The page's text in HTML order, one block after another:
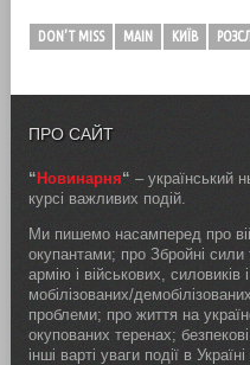
DON'T MISS MAIN КИЇВ
ПРО САЙТ
“Новинарня“ – український
курсі важливих подій.
Ми пишемо насамперед про
окупантами; про Збройні сили
армію і військових, силовиків
мобілізованих/
проблеми; про життя на
окупованих теренах;
інші варті уваги події в Україні